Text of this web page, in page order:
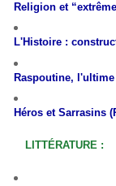
Religion et
L'Histoire :
Raspoutine,
Héros et Sarrasins
LITTÉRATURE :